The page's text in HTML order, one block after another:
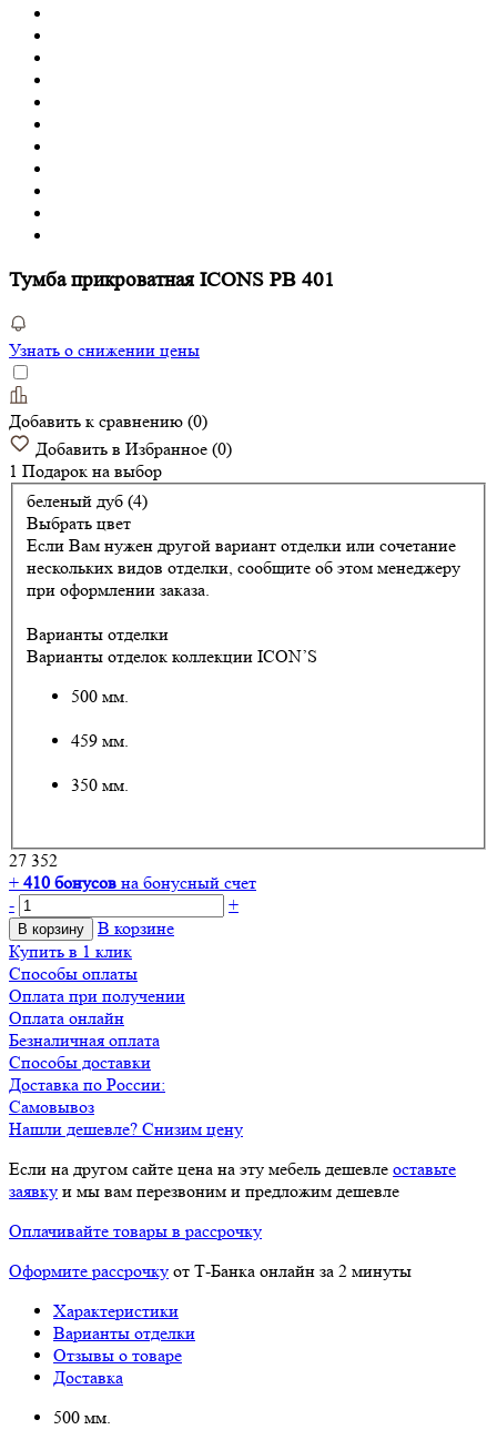
Тумба прикроватная ICONS РВ 401
Узнать о снижении цены
Добавить к сравнению (0)
Добавить в Избранное (0)
1 Подарок на выбор
беленый дуб (4)
Выбрать цвет
Если Вам нужен другой вариант отделки или сочетание
нескольких видов отделки, сообщите об этом менеджеру
при оформлении заказа.
Варианты отделки
Варианты отделок коллекции ICON’S
500 мм.
459 мм.
350 мм.
27 352
+ 410 бонусов на бонусный счет
-
+
В корзину
В корзине
Купить в 1 клик
Способы оплаты
Оплата при получении
Оплата онлайн
Безналичная оплата
Способы доставки
Доставка по России:
Самовывоз
Нашли дешевле? Снизим цену
Если на другом сайте цена на эту мебель дешевле оставьте
заявку и мы вам перезвоним и предложим дешевле
Оплачивайте товары в рассрочку
Оформите рассрочку от Т-Банка онлайн за 2 минуты
Характеристики
Варианты отделки
Отзывы о товаре
Доставка
500 мм.